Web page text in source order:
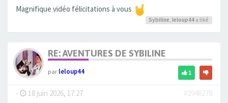
Magnifique vidéo félicitations à vous
Sybiline, leloup44 a liké
RE: AVENTURES DE SYBILINE
parleloup44 1
- 18 juin 2026, 17:27
#2946278